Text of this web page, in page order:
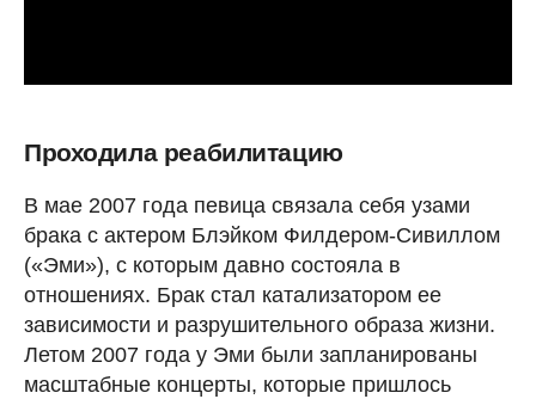
Проходила реабилитацию
В мае 2007 года певица связала себя узами
брака с актером Блэйком Филдером-Сивиллом
(«Эми»), с которым давно состояла в
отношениях. Брак стал катализатором ее
зависимости и разрушительного образа жизни.
Летом 2007 года у Эми были запланированы
масштабные концерты, которые пришлось